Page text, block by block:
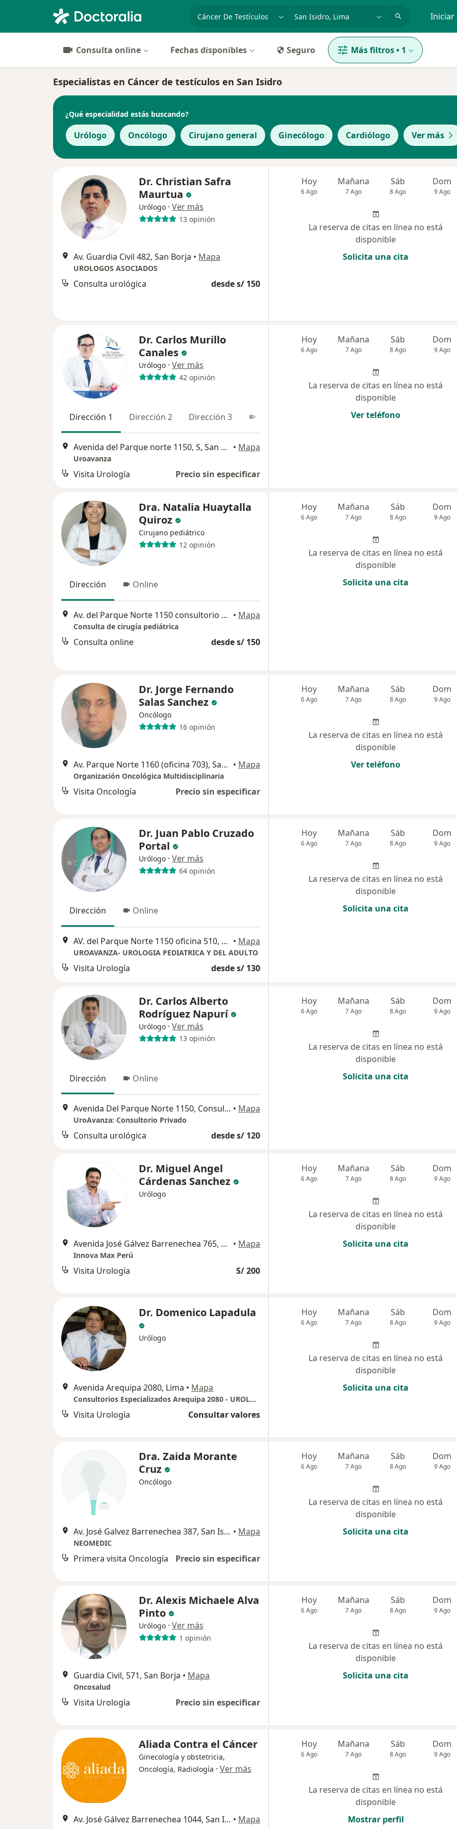
especialidad, enfermedad o nombre Iniciar
Consulta online Fechas disponibles Seguro Más filtros• 1
Especialistas en Cáncer de testículos en San Isidro
¿Qué especialidad estás buscando?
Urólogo Oncólogo Cirujano general Ginecólogo Cardiólogo Ver más
Dr. Christian Safra
Maurtua
Urólogo · Ver más
13 opinión
Av. Guardia Civil 482, San Borja • Mapa
UROLOGOS ASOCIADOS
Consulta urológica desde s/ 150
Hoy
6 Ago
Mañana
7 Ago
Sáb
8 Ago
Dom
9 Ago
La reserva de citas en línea no está
disponible
Solicita una cita
Dr. Carlos Murillo
Canales
Urólogo · Ver más
42 opinión
Dirección 1 Dirección 2 Dirección 3
Avenida del Parque norte 1150, S, San Borja • Mapa
Uroavanza
Visita Urología Precio sin especificar
Hoy
6 Ago
Mañana
7 Ago
Sáb
8 Ago
Dom
9 Ago
La reserva de citas en línea no está
disponible
Ver teléfono
Dra. Natalia Huaytalla
Quiroz
Cirujano pediátrico
12 opinión
Dirección Online
Av. del Parque Norte 1150 consultorio 508 San Borja, Lima • Mapa
Consulta de cirugía pediátrica
Consulta online desde s/ 150
Hoy
6 Ago
Mañana
7 Ago
Sáb
8 Ago
Dom
9 Ago
La reserva de citas en línea no está
disponible
Solicita una cita
Dr. Jorge Fernando
Salas Sanchez
Oncólogo
16 opinión
Av. Parque Norte 1160 (oficina 703), San Borja • Mapa
Organización Oncológica Multidisciplinaria
Visita Oncología Precio sin especificar
Hoy
6 Ago
Mañana
7 Ago
Sáb
8 Ago
Dom
9 Ago
La reserva de citas en línea no está
disponible
Ver teléfono
Dr. Juan Pablo Cruzado
Portal
Urólogo · Ver más
64 opinión
Dirección Online
AV. del Parque Norte 1150 oficina 510, San Borja, Lima, Perú, San Borja • Mapa
UROAVANZA- UROLOGIA PEDIATRICA Y DEL ADULTO
Visita Urología desde s/ 130
Hoy
6 Ago
Mañana
7 Ago
Sáb
8 Ago
Dom
9 Ago
La reserva de citas en línea no está
disponible
Solicita una cita
Dr. Carlos Alberto
Rodríguez Napurí
Urólogo · Ver más
13 opinión
Dirección Online
Avenida Del Parque Norte 1150, Consultorio 508, Lima • Mapa
UroAvanza: Consultorio Privado
Consulta urológica desde s/ 120
Hoy
6 Ago
Mañana
7 Ago
Sáb
8 Ago
Dom
9 Ago
La reserva de citas en línea no está
disponible
Solicita una cita
Dr. Miguel Angel
Cárdenas Sanchez
Urólogo
Avenida José Gálvez Barrenechea 765, San Borja • Mapa
Innova Max Perú
Visita Urología S/ 200
Hoy
6 Ago
Mañana
7 Ago
Sáb
8 Ago
Dom
9 Ago
La reserva de citas en línea no está
disponible
Solicita una cita
Dr. Domenico Lapadula
Urólogo
Avenida Arequipa 2080, Lima • Mapa
Consultorios Especializados Arequipa 2080 - UROLOGIA
Visita Urología Consultar valores
Hoy
6 Ago
Mañana
7 Ago
Sáb
8 Ago
Dom
9 Ago
La reserva de citas en línea no está
disponible
Solicita una cita
Dra. Zaida Morante
Cruz
Oncólogo
Av. José Galvez Barrenechea 387, San Isidro , Lima • Mapa
NEOMEDIC
Primera visita Oncología Precio sin especificar
Hoy
6 Ago
Mañana
7 Ago
Sáb
8 Ago
Dom
9 Ago
La reserva de citas en línea no está
disponible
Solicita una cita
Dr. Alexis Michaele Alva
Pinto
Urólogo · Ver más
1 opinión
Guardia Civil, 571, San Borja • Mapa
Oncosalud
Visita Urología Precio sin especificar
Hoy
6 Ago
Mañana
7 Ago
Sáb
8 Ago
Dom
9 Ago
La reserva de citas en línea no está
disponible
Solicita una cita
Aliada Contra el Cáncer
Ginecología y obstetricia,
Oncología, Radiología · Ver más
Av. José Gálvez Barrenechea 1044, San Isidro • Mapa
Hoy
6 Ago
Mañana
7 Ago
Sáb
8 Ago
Dom
9 Ago
La reserva de citas en línea no está
disponible
Mostrar perfil